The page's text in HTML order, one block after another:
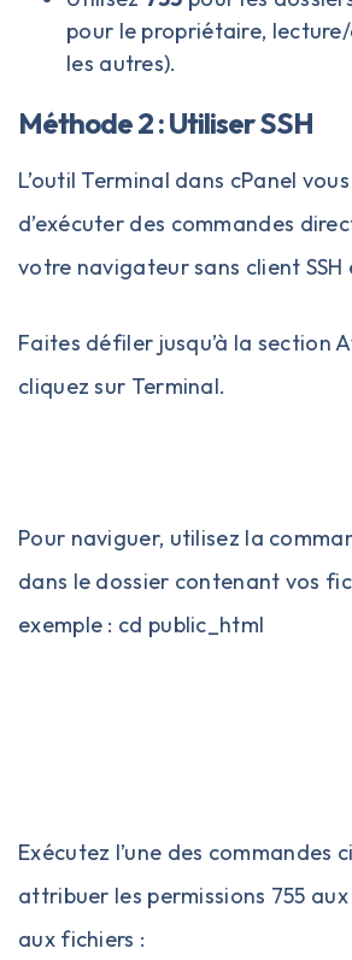
pour le propriétaire,
les autres).
Méthode 2 : Utiliser SSH
L’outil Terminal dans cPanel
d’exécuter des commandes
votre navigateur sans client SSH
Faites défiler jusqu’à la section
cliquez sur Terminal.
Pour naviguer, utilisez la
dans le dossier contenant vos
exemple : cd public_html
Exécutez l’une des commandes
attribuer les permissions 755
aux fichiers :